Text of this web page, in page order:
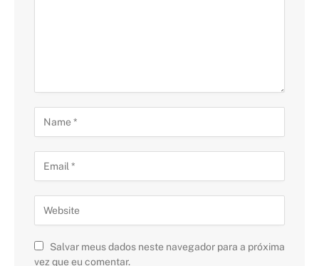
Salvar meus dados neste navegador para a próxima
vez que eu comentar.